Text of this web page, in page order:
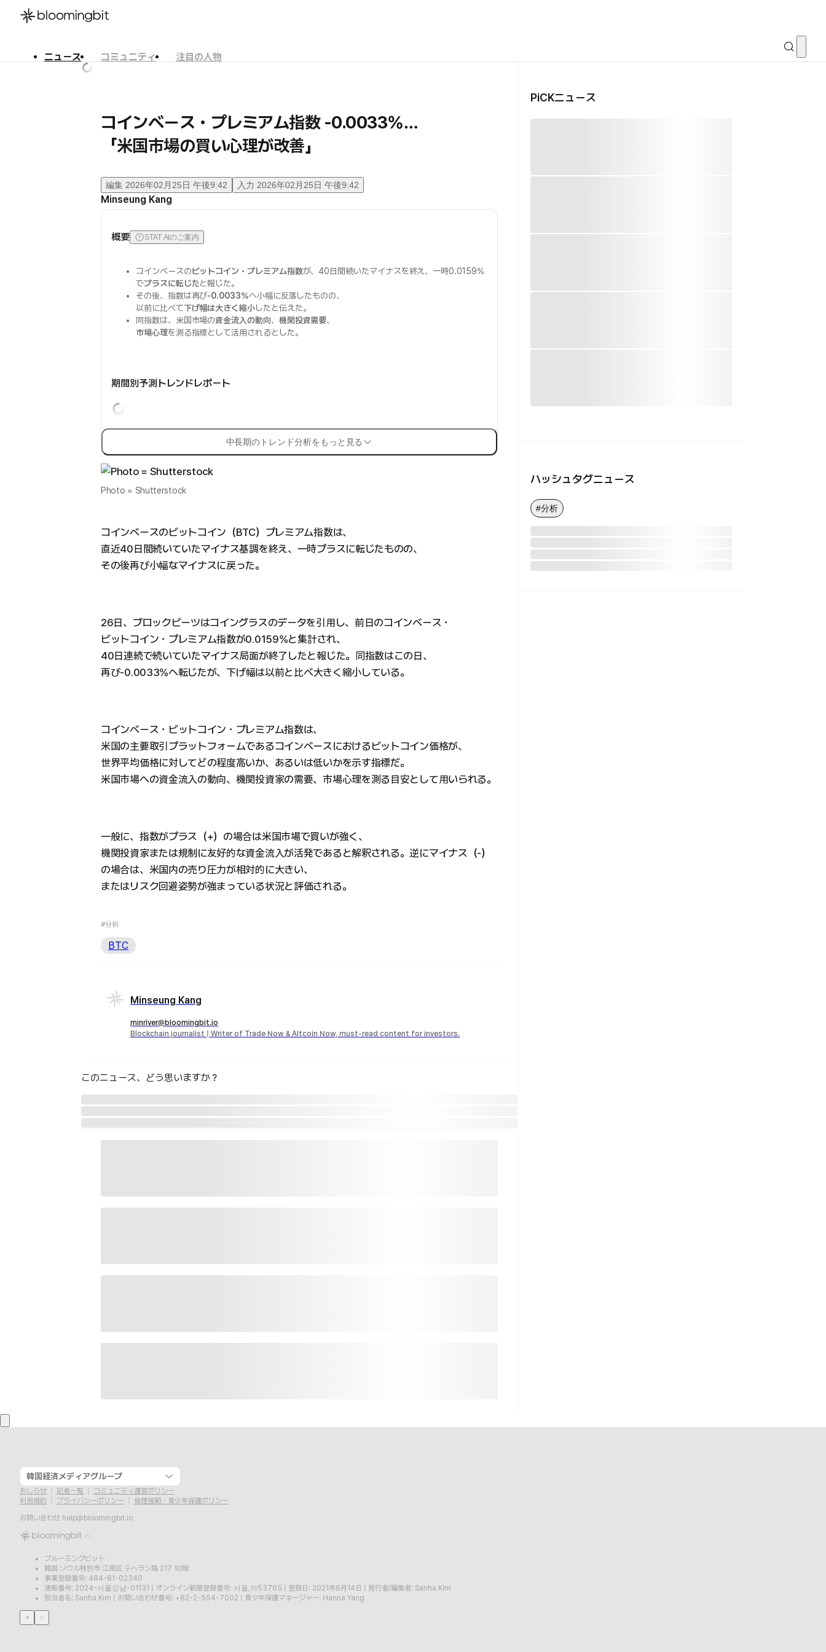
ニュース コミュニティ
注目の人物
コインベース・プレミアム指数 -0.0033%…
「米国市場の買い心理が改善」
編集 2026年02月25日 午後9:42 入力 2026年02月25日 午後9:42
Minseung Kang
概要 STAT AIのご案内
コインベースのビットコイン・プレミアム指数が、40日間続いたマイナスを終え、一時0.0159%
でプラスに転じたと報じた。
その後、指数は再び-0.0033%へ小幅に反落したものの、
以前に比べて下げ幅は大きく縮小したと伝えた。
同指数は、米国市場の資金流入の動向、 機関投資需要、
市場心理を測る指標として活用されるとした。
期間別予測トレンドレポート
中長期のトレンド分析をもっと見る
Photo = Shutterstock
コインベースのビットコイン（BTC）プレミアム指数は、
直近40日間続いていたマイナス基調を終え、一時プラスに転じたものの、
その後再び小幅なマイナスに戻った。
26日、ブロックビーツはコイングラスのデータを引用し、前日のコインベース・
ビットコイン・プレミアム指数が0.0159%と集計され、
40日連続で続いていたマイナス局面が終了したと報じた。同指数はこの日、
再び-0.0033%へ転じたが、下げ幅は以前と比べ大きく縮小している。
コインベース・ビットコイン・プレミアム指数は、
米国の主要取引プラットフォームであるコインベースにおけるビットコイン価格が、
世界平均価格に対してどの程度高いか、あるいは低いかを示す指標だ。
米国市場への資金流入の動向、機関投資家の需要、市場心理を測る目安として用いられる。
一般に、指数がプラス（+）の場合は米国市場で買いが強く、
機関投資家または規制に友好的な資金流入が活発であると解釈される。逆にマイナス（-）
の場合は、米国内の売り圧力が相対的に大きい、
またはリスク回避姿勢が強まっている状況と評価される。
#分析
BTC
Minseung Kang
minriver@bloomingbit.io
Blockchain journalist | Writer of Trade Now & Altcoin Now, must-read content for investors.
このニュース、どう思いますか？
PiCKニュース
ハッシュタグニュース
#分析
韓国経済メディアグループ
おしらせ 記者一覧
コミュニティ運営ポリシー
利用規約
プライバシーポリシー
倫理規範・青少年保護ポリシー
お問い合わせ help@bloomingbit.io
ブルーミングビット
韓国 ソウル特別市 江南区 テヘラン路 217 10階
事業登録番号: 484-81-02340
通販番号: 2024-서울강남-01131
オンライン新聞登録番号: 서울,아53765 登録日: 2021年6月14日
発行者/編集者: Sanha Kim
担当者名: Sanha Kim
お問い合わせ番号: +82-2-554-7002 青少年保護マネージャー: Hanna Yang